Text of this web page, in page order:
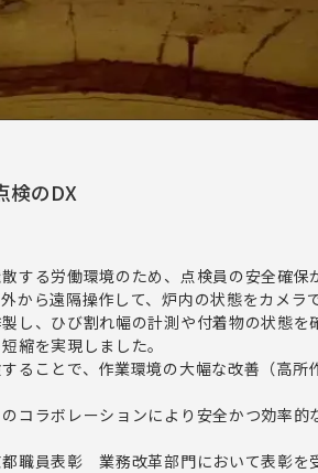
検のDX
する労働環境のため、点検員の安全確保
ら遠隔操作して、炉内の状態をカメラ
し、ひび割れ幅の計測や付着物の状態を
縮を実現しました。
ることで、作業環境の大幅な改善（高所
コラボレーションにより安全かつ効率的
職員表彰 業務改革部門において表彰を